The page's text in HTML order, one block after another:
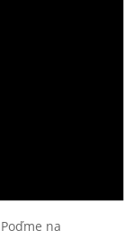
na